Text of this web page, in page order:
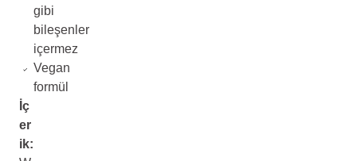
gibi
bileşenler
içermez
Vegan
formül
İç
er
ik: